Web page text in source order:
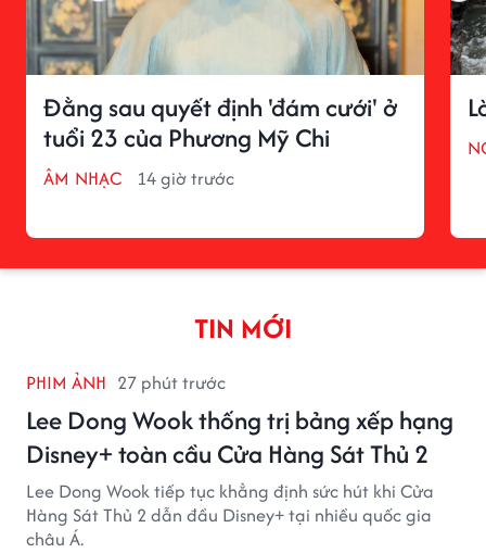
Đằng sau quyết định 'đám cưới' ở
tuổi 23 của Phương Mỹ Chi
ÂM NHẠC 14 giờ trước
TIN MỚI
PHIM ẢNH 27 phút trước
Lee Dong Wook thống trị bảng xếp hạng
Disney+ toàn cầu Cửa Hàng Sát Thủ 2
Lee Dong Wook tiếp tục khẳng định sức hút khi Cửa
Hàng Sát Thủ 2 dẫn đầu Disney+ tại nhiều quốc gia
châu Á.